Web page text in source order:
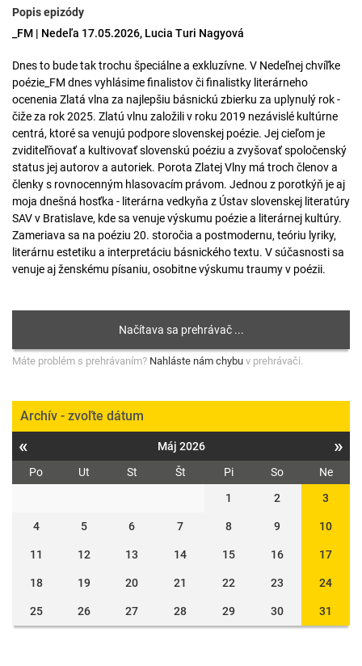
Popis epizódy
_FM | Nedeľa 17.05.2026, Lucia Turi Nagyová
Dnes to bude tak trochu špeciálne a exkluzívne. V Nedeľnej chvíľke
poézie_FM dnes vyhlásime finalistov či finalistky literárneho
ocenenia Zlatá vlna za najlepšiu básnickú zbierku za uplynulý rok -
čiže za rok 2025. Zlatú vlnu založili v roku 2019 nezávislé kultúrne
centrá, ktoré sa venujú podpore slovenskej poézie. Jej cieľom je
zviditeľňovať a kultivovať slovenskú poéziu a zvyšovať spoločenský
status jej autorov a autoriek. Porota Zlatej Vlny má troch členov a
členky s rovnocenným hlasovacím právom. Jednou z porotkýň je aj
moja dnešná hosťka - literárna vedkyňa z Ústav slovenskej literatúry
SAV v Bratislave, kde sa venuje výskumu poézie a literárnej kultúry.
Zameriava sa na poéziu 20. storočia a postmodernu, teóriu lyriky,
literárnu estetiku a interpretáciu básnického textu. V súčasnosti sa
venuje aj ženskému písaniu, osobitne výskumu traumy v poézii.
Máte problém s prehrávaním? Nahláste nám chybu v prehrávači.
Archív - zvoľte dátum
« Máj 2026 »
Po Ut St Št Pi So
Ne
1
2 3
4 5 6 7 8 9 10
11 12 13 14 15 16 17
18 19 20 21 22 23 24
25 26 27 28 29 30 31